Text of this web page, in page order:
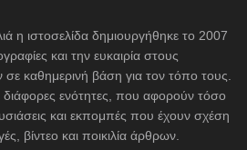
η ιστοσελίδα δημιουργήθηκε το 2007
και την ευκαιρία στους
σε καθημερινή βάση για τον τόπο τους.
διάφορες ενότητες, που αφορούν τόσο
και εκπομπές που έχουν σχέση
βίντεο και ποικιλία άρθρων.